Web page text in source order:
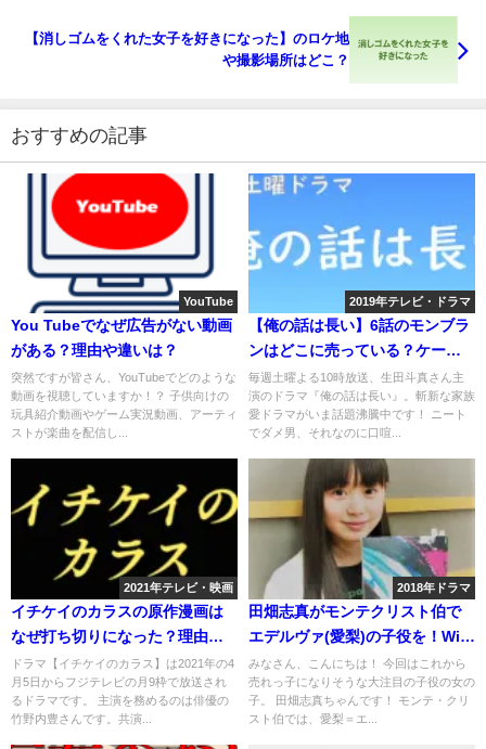
【消しゴムをくれた女子を好きになった】のロケ地
や撮影場所はどこ？
おすすめの記事
YouTube
You Tubeでなぜ広告がない動画
がある？理由や違いは？
突然ですが皆さん、YouTubeでどのような
動画を視聴していますか！？ 子供向けの
玩具紹介動画やゲーム実況動画、アーティ
ストが楽曲を配信し...
2019年テレビ・ドラマ
【俺の話は長い】6話のモンブラ
ンはどこに売っている？ケーキ
屋の名前は？
毎週土曜よる10時放送、生田斗真さん主
演のドラマ『俺の話は長い』。斬新な家族
愛ドラマがいま話題沸騰中です！ ニート
でダメ男、それなのに口喧...
2021年テレビ・映画
イチケイのカラスの原作漫画は
なぜ打ち切りになった？理由を
考察
ドラマ【イチケイのカラス】は2021年の4
月5日からフジテレビの月9枠で放送され
るドラマです。 主演を務めるのは俳優の
竹野内豊さんです。共演...
2018年ドラマ
田畑志真がモンテクリスト伯で
エデルヴァ(愛梨)の子役を！Wiki
や経歴は？
みなさん、こんにちは！ 今回はこれから
売れっ子になりそうな大注目の子役の女の
子。 田畑志真ちゃんです！ モンテ・クリ
スト伯では、愛梨＝エ...